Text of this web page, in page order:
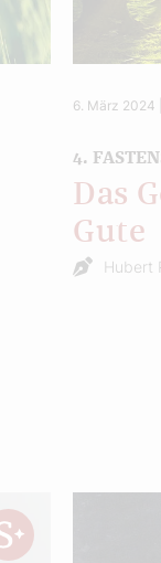
6. März 2024
4.
Das
Gute
Hubert